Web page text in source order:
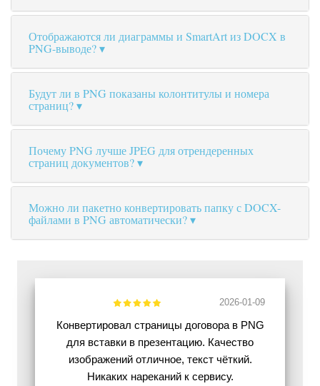
Отображаются ли диаграммы и SmartArt из DOCX в
PNG-выводе?
Будут ли в PNG показаны колонтитулы и номера
страниц?
Почему PNG лучше JPEG для отрендеренных
страниц документов?
Можно ли пакетно конвертировать папку с DOCX-
файлами в PNG автоматически?
2026-01-09
Конвертировал страницы договора в PNG
для вставки в презентацию. Качество
изображений отличное, текст чёткий.
Никаких нареканий к сервису.